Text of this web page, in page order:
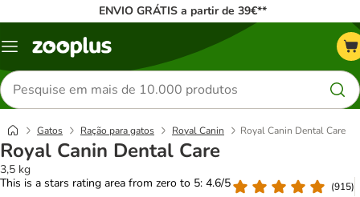
ENVIO GRÁTIS a partir de 39€**
Menu
Pesquisar
produtos
Gatos Ração para gatos Royal Canin Royal Canin Dental Care
Royal Canin Dental Care
3,5 kg
This is a stars rating area from zero to 5: 4.6/5
(915)